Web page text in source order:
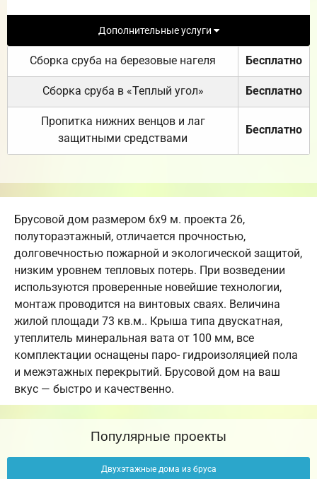
Дополнительные услуги
Сборка сруба на березовые нагеля Бесплатно
Сборка сруба в «Теплый угол» Бесплатно
Пропитка нижних венцов и лаг
защитными средствами
Бесплатно
Брусовой дом размером 6х9 м. проекта 26,
полутораэтажный, отличается прочностью,
долговечностью пожарной и экологической защитой,
низким уровнем тепловых потерь. При возведении
используются проверенные новейшие технологии,
монтаж проводится на винтовых сваях. Величина
жилой площади 73 кв.м.. Крыша типа двускатная,
утеплитель минеральная вата от 100 мм, все
комплектации оснащены паро- гидроизоляцией пола
и межэтажных перекрытий. Брусовой дом на ваш
вкус — быстро и качественно.
Популярные проекты
Двухэтажные дома из бруса